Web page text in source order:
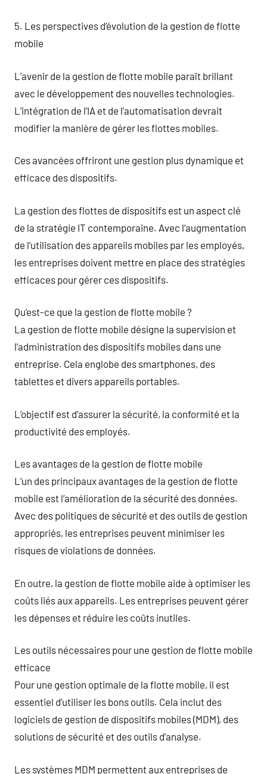
5. Les perspectives d’évolution de la gestion de flotte
mobile
L’avenir de la gestion de flotte mobile paraît brillant
avec le développement des nouvelles technologies.
L’intégration de l’IA et de l’automatisation devrait
modifier la manière de gérer les flottes mobiles.
Ces avancées offriront une gestion plus dynamique et
efficace des dispositifs.
La gestion des flottes de dispositifs est un aspect clé
de la stratégie IT contemporaine. Avec l’augmentation
de l’utilisation des appareils mobiles par les employés,
les entreprises doivent mettre en place des stratégies
efficaces pour gérer ces dispositifs.
Qu’est-ce que la gestion de flotte mobile ?
La gestion de flotte mobile désigne la supervision et
l’administration des dispositifs mobiles dans une
entreprise. Cela englobe des smartphones, des
tablettes et divers appareils portables.
L’objectif est d’assurer la sécurité, la conformité et la
productivité des employés.
Les avantages de la gestion de flotte mobile
L’un des principaux avantages de la gestion de flotte
mobile est l’amélioration de la sécurité des données.
Avec des politiques de sécurité et des outils de gestion
appropriés, les entreprises peuvent minimiser les
risques de violations de données.
En outre, la gestion de flotte mobile aide à optimiser les
coûts liés aux appareils. Les entreprises peuvent gérer
les dépenses et réduire les coûts inutiles.
Les outils nécessaires pour une gestion de flotte mobile
efficace
Pour une gestion optimale de la flotte mobile, il est
essentiel d’utiliser les bons outils. Cela inclut des
logiciels de gestion de dispositifs mobiles (MDM), des
solutions de sécurité et des outils d’analyse.
Les systèmes MDM permettent aux entreprises de